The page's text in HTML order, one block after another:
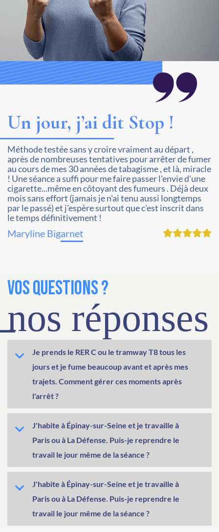
Un jour, j’ai dit Stop !
Méthode testée sans y croire vraiment au départ ,
après de nombreuses tentatives pour arrêter de fumer
au cours de mes 30 années de tabagisme , et là, miracle
! Une séance a suffi pour me faire passer l'envie d'une
cigarette...même en côtoyant des fumeurs . Déjà deux
mois sans effort (jamais je n'ai tenu aussi longtemps
par le passé) et j'espère surtout que c'est inscrit dans
le temps définitivement !
Maryline Bigarnet
VOS QUESTIONS ?
nos réponses
Je prends le RER C ou le tramway T8 tous les
jours et je fume beaucoup avant et après mes
trajets. Comment gérer ces moments après
l'arrêt ?
J'habite à Épinay-sur-Seine et je travaille à
Paris ou à La Défense. Puis-je reprendre le
travail le jour même de la séance ?
J'habite à Épinay-sur-Seine et je travaille à
Paris ou à La Défense. Puis-je reprendre le
travail le jour même de la séance ?